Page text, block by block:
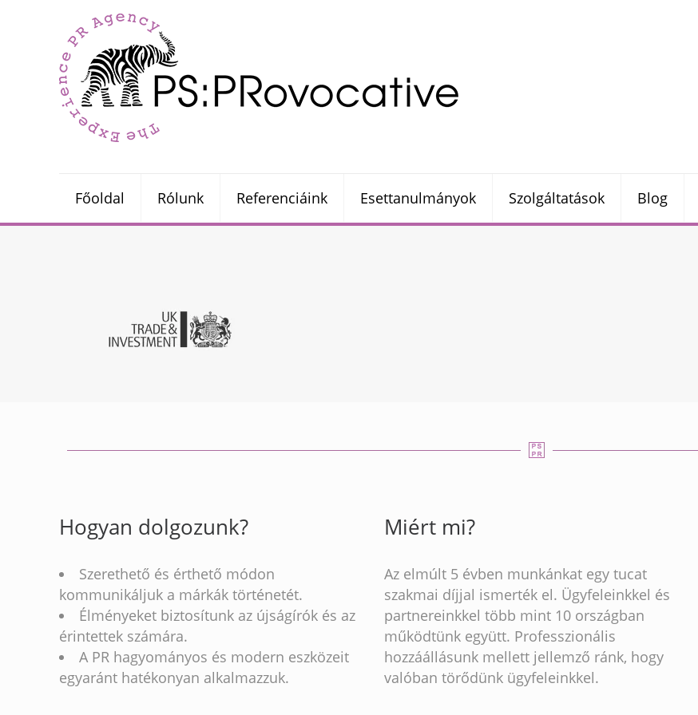
Főoldal Rólunk Referenciáink Esettanulmányok Szolgáltatások Blog
Hogyan dolgozunk?
Szerethető és érthető módon
kommunikáljuk a márkák történetét.
Élményeket biztosítunk az újságírók és az
érintettek számára.
A PR hagyományos és modern eszközeit
egyaránt hatékonyan alkalmazzuk.
Miért mi?
Az elmúlt 5 évben munkánkat egy tucat
szakmai díjjal ismerték el. Ügyfeleinkkel és
partnereinkkel több mint 10 országban
működtünk együtt. Professzionális
hozzáállásunk mellett jellemző ránk, hogy
valóban törődünk ügyfeleinkkel.